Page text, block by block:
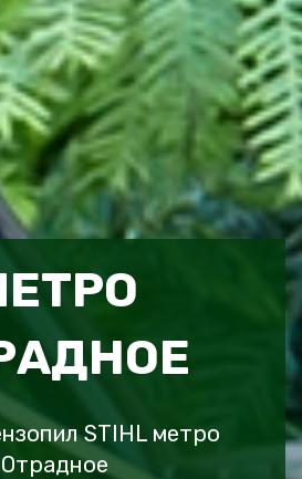
STIHL метро
Отрадное